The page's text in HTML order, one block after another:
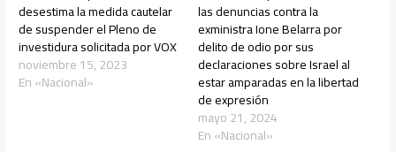
desestima la medida cautelar
de suspender el Pleno de
investidura solicitada por VOX
noviembre 15, 2023
En «Nacional»
las denuncias contra la
exministra Ione Belarra por
delito de odio por sus
declaraciones sobre Israel al
estar amparadas en la libertad
de expresión
mayo 21, 2024
En «Nacional»